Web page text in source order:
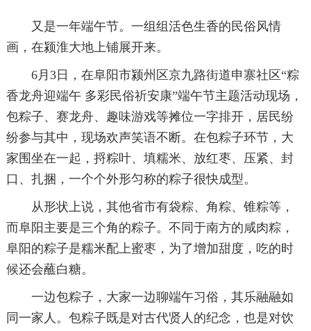
又是一年端午节。一组组活色生香的民俗风情
画，在颍淮大地上铺展开来。
6月3日，在阜阳市颍州区京九路街道申寨社区“粽
香龙舟迎端午 多彩民俗祈安康”端午节主题活动现场，
包粽子、赛龙舟、趣味游戏等摊位一字排开，居民纷
纷参与其中，现场欢声笑语不断。在包粽子环节，大
家围坐在一起，捋粽叶、填糯米、放红枣、压紧、封
口、扎捆，一个个外形匀称的粽子很快成型。
从形状上说，其他省市有袋粽、角粽、锥粽等，
而阜阳主要是三个角的粽子。不同于南方的咸肉粽，
阜阳的粽子是糯米配上蜜枣，为了增加甜度，吃的时
候还会蘸白糖。
一边包粽子，大家一边聊端午习俗，其乐融融如
同一家人。包粽子既是对古代贤人的纪念，也是对饮